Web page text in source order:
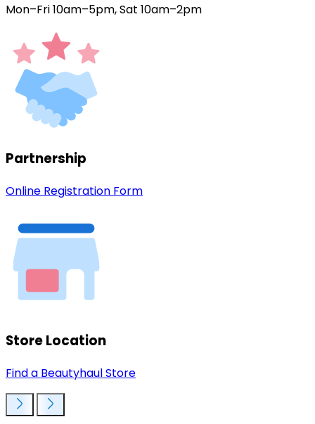
Mon–Fri 10am–5pm, Sat 10am–2pm
Partnership
Online Registration Form
Store Location
Find a Beautyhaul Store